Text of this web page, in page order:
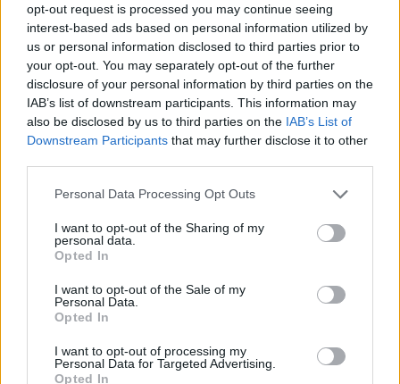
opt-out request is processed you may continue seeing
interest-based ads based on personal information utilized by
us or personal information disclosed to third parties prior to
your opt-out. You may separately opt-out of the further
disclosure of your personal information by third parties on the
IAB’s list of downstream participants. This information may
also be disclosed by us to third parties on the IAB’s List of
Downstream Participants that may further disclose it to other
Personal Data Processing Opt Outs
I want to opt-out of the Sharing of my
personal data.
Opted In
I want to opt-out of the Sale of my
Personal Data.
Opted In
I want to opt-out of processing my
Personal Data for Targeted Advertising.
Opted In
to robię kilka kulek w kształcie pięści
przeważnie. Później silny ból , jakby do wejścia
do odbytu. Ból jest dosyć intensywny, kąpiel lub
chłodna woda pomaga. Dodam , trwa to tak od
około 2 miesięcy. Co w takiej sytuacji może
pomóc. ?
Forum:Dla nastolatek
POWIĄZANE
przezierność karkowa
Reklama: